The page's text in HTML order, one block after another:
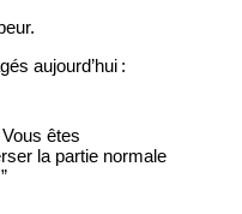
aujourd’hui :
êtes
la partie normale